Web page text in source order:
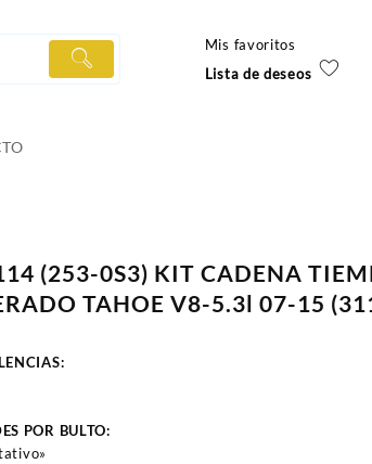
Mis favoritos
Lista de deseos
(253-0S3) KIT CADENA
TAHOE V8-5.3l 07-15
POR BULTO: